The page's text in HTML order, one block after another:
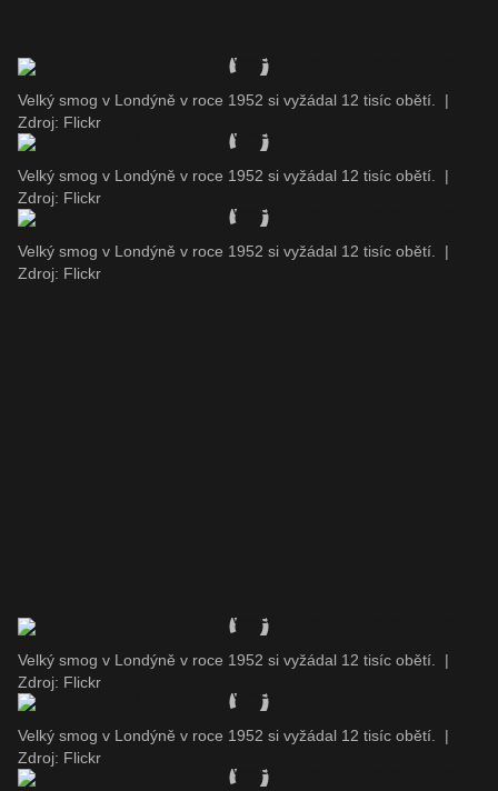
Velký smog v Londýně v roce 1952 si vyžádal 12 tisíc obětí.
|
Zdroj: Flickr
Velký smog v Londýně v roce 1952 si vyžádal 12 tisíc obětí.
|
Zdroj: Flickr
Velký smog v Londýně v roce 1952 si vyžádal 12 tisíc obětí.
|
Zdroj: Flickr
Velký smog v Londýně v roce 1952 si vyžádal 12 tisíc obětí.
|
Zdroj: Flickr
Velký smog v Londýně v roce 1952 si vyžádal 12 tisíc obětí.
|
Zdroj: Flickr